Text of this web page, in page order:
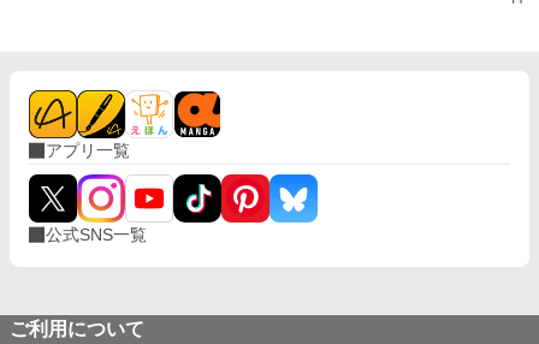
アプリ一覧
公式SNS一覧
ご利用について